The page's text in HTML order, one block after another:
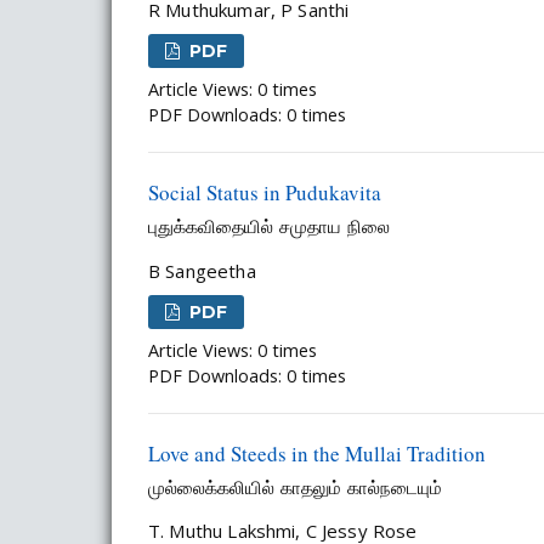
R Muthukumar, P Santhi
PDF
Article Views: 0 times
PDF Downloads: 0 times
Social Status in Pudukavita
புதுக்கவிதையில் சமுதாய நிலை
B Sangeetha
PDF
Article Views: 0 times
PDF Downloads: 0 times
Love and Steeds in the Mullai Tradition
முல்லைக்கலியில் காதலும் கால்நடையும்
T. Muthu Lakshmi, C Jessy Rose